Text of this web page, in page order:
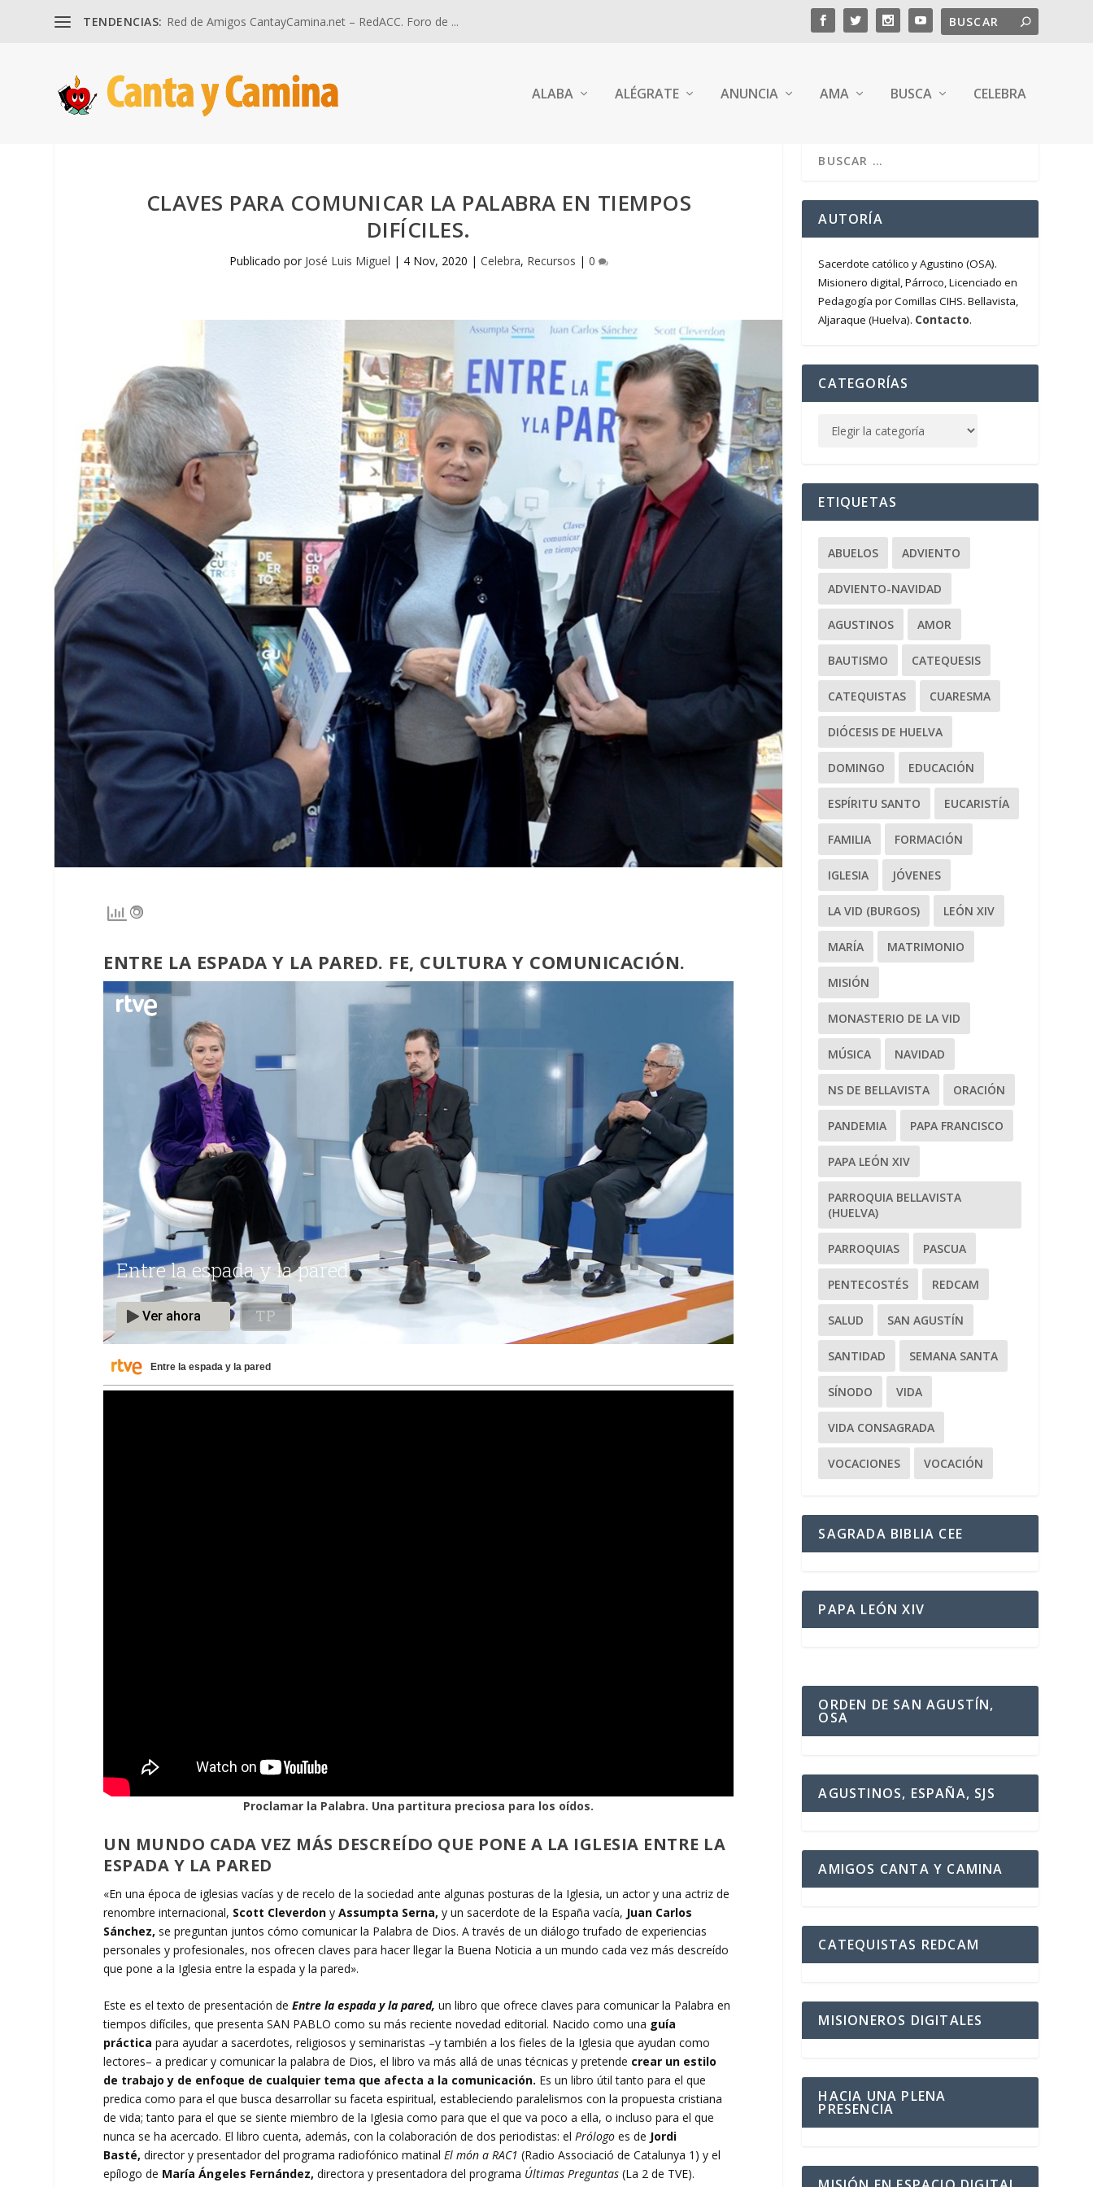
TENDENCIAS: Red de Amigos CantayCamina.net – RedACC. Foro de ...
ALABA ALÉGRATE ANUNCIA AMA BUSCA CELEBRA
CLAVES PARA COMUNICAR LA PALABRA EN TIEMPOS
DIFÍCILES.
Publicado por José Luis Miguel | 4 Nov, 2020 | Celebra, Recursos | 0
ENTRE LA ESPADA Y LA PARED. FE, CULTURA Y COMUNICACIÓN.
Entre la espada y la pared
Proclamar la Palabra. Una partitura preciosa para los oídos.
UN MUNDO CADA VEZ MÁS DESCREÍDO QUE PONE A LA IGLESIA ENTRE LA
ESPADA Y LA PARED
«En una época de iglesias vacías y de recelo de la sociedad ante algunas posturas de la Iglesia, un actor y una actriz de
renombre internacional, Scott Cleverdon yAssumpta Serna, y un sacerdote de la España vacía, Juan Carlos
Sánchez, se preguntan juntos cómo comunicar la Palabra de Dios. A través de un diálogo trufado de experiencias
personales y profesionales, nos ofrecen claves para hacer llegar la Buena Noticia a un mundo cada vez más descreído
que pone a la Iglesia entre la espada y la pared».
Este es el texto de presentación deEntre la espada y la pared, un libro que ofrece claves para comunicar la Palabra en
tiempos difíciles, que presenta SAN PABLO como su más reciente novedad editorial. Nacido como una guía
práctica para ayudar a sacerdotes, religiosos y seminaristas –y también a los fieles de la Iglesia que ayudan como
lectores– a predicar y comunicar la palabra de Dios, el libro va más allá de unas técnicas y pretende crear un estilo
de trabajo y de enfoque de cualquier tema que afecta a la comunicación. Es un libro útil tanto para el que
predica como para el que busca desarrollar su faceta espiritual, estableciendo paralelismos con la propuesta cristiana
de vida; tanto para el que se siente miembro de la Iglesia como para que el que va poco a ella, o incluso para el que
nunca se ha acercado. El libro cuenta, además, con la colaboración de dos periodistas: elPrólogo es de Jordi
Basté, director y presentador del programa radiofónico matinalEl món a RAC1 (Radio Associació de Catalunya 1) y el
epílogo de María Ángeles Fernández, directora y presentadora del programa Últimas Preguntas (La 2 de TVE).
AUTORÍA
Sacerdote católico y Agustino (OSA).
Misionero digital, Párroco, Licenciado en
Pedagogía por Comillas CIHS. Bellavista,
Aljaraque (Huelva). Contacto.
CATEGORÍAS
ETIQUETAS
ABUELOS ADVIENTO
ADVIENTO-NAVIDAD
AGUSTINOS AMOR
BAUTISMO CATEQUESIS
CATEQUISTAS CUARESMA
DIÓCESIS DE HUELVA
DOMINGO EDUCACIÓN
ESPÍRITU SANTO EUCARISTÍA
FAMILIA FORMACIÓN
IGLESIA JÓVENES
LA VID (BURGOS) LEÓN XIV
MARÍA MATRIMONIO
MISIÓN
MONASTERIO DE LA VID
MÚSICA NAVIDAD
NS DE BELLAVISTA ORACIÓN
PANDEMIA PAPA FRANCISCO
PAPA LEÓN XIV
PARROQUIA BELLAVISTA
(HUELVA)
PARROQUIAS PASCUA
PENTECOSTÉS REDCAM
SALUD SAN AGUSTÍN
SANTIDAD SEMANA SANTA
SÍNODO VIDA
VIDA CONSAGRADA
VOCACIONES VOCACIÓN
SAGRADA BIBLIA CEE
PAPA LEÓN XIV
ORDEN DE SAN AGUSTÍN,
OSA
AGUSTINOS, ESPAÑA, SJS
AMIGOS CANTA Y CAMINA
CATEQUISTAS REDCAM
MISIONEROS DIGITALES
HACIA UNA PLENA
PRESENCIA